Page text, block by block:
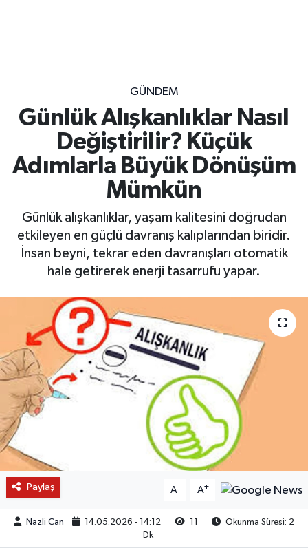
GÜNDEM
Günlük Alışkanlıklar Nasıl
Değiştirilir? Küçük
Adımlarla Büyük Dönüşüm
Mümkün
Günlük alışkanlıklar, yaşam kalitesini doğrudan
etkileyen en güçlü davranış kalıplarından biridir.
İnsan beyni, tekrar eden davranışları otomatik
hale getirerek enerji tasarrufu yapar.
Paylaş A- A+
Nazli Can 14.05.2026 - 14:12 11
Okunma Süresi: 2
Dk